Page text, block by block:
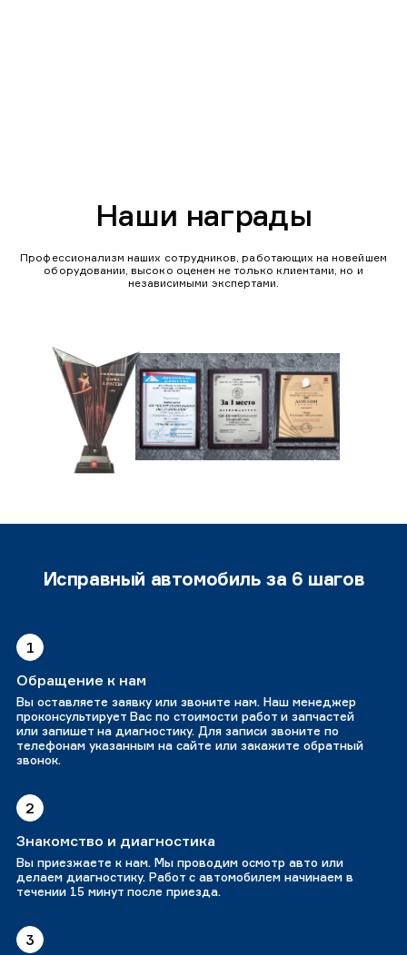
Наши награды
Профессионализм наших сотрудников, работающих на новейшем
оборудовании, высоко оценен не только клиентами, но и
независимыми экспертами.
Исправный автомобиль за 6 шагов
1
Обращение к нам
Вы оставляете заявку или звоните нам. Наш менеджер
проконсультирует Вас по стоимости работ и запчастей
или запишет на диагностику. Для записи звоните по
телефонам указанным на сайте или закажите обратный
звонок.
2
Знакомство и диагностика
Вы приезжаете к нам. Мы проводим осмотр авто или
делаем диагностику. Работ с автомобилем начинаем в
течении 15 минут после приезда.
3